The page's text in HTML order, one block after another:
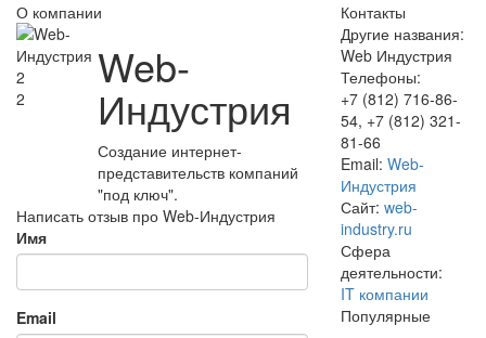
О компании
2
2
Web-
Индустрия
Создание интернет-
представительств компаний
"под ключ".
Написать отзыв про Web-Индустрия
Имя
Email
Контакты
Другие названия:
Web Индустрия
Телефоны:
+7 (812) 716-86-
54, +7 (812) 321-
81-66
Email: Web-
Индустрия
Сайт: web-
industry.ru
Сфера
деятельности:
IT компании
Популярные